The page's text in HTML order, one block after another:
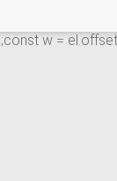
w =